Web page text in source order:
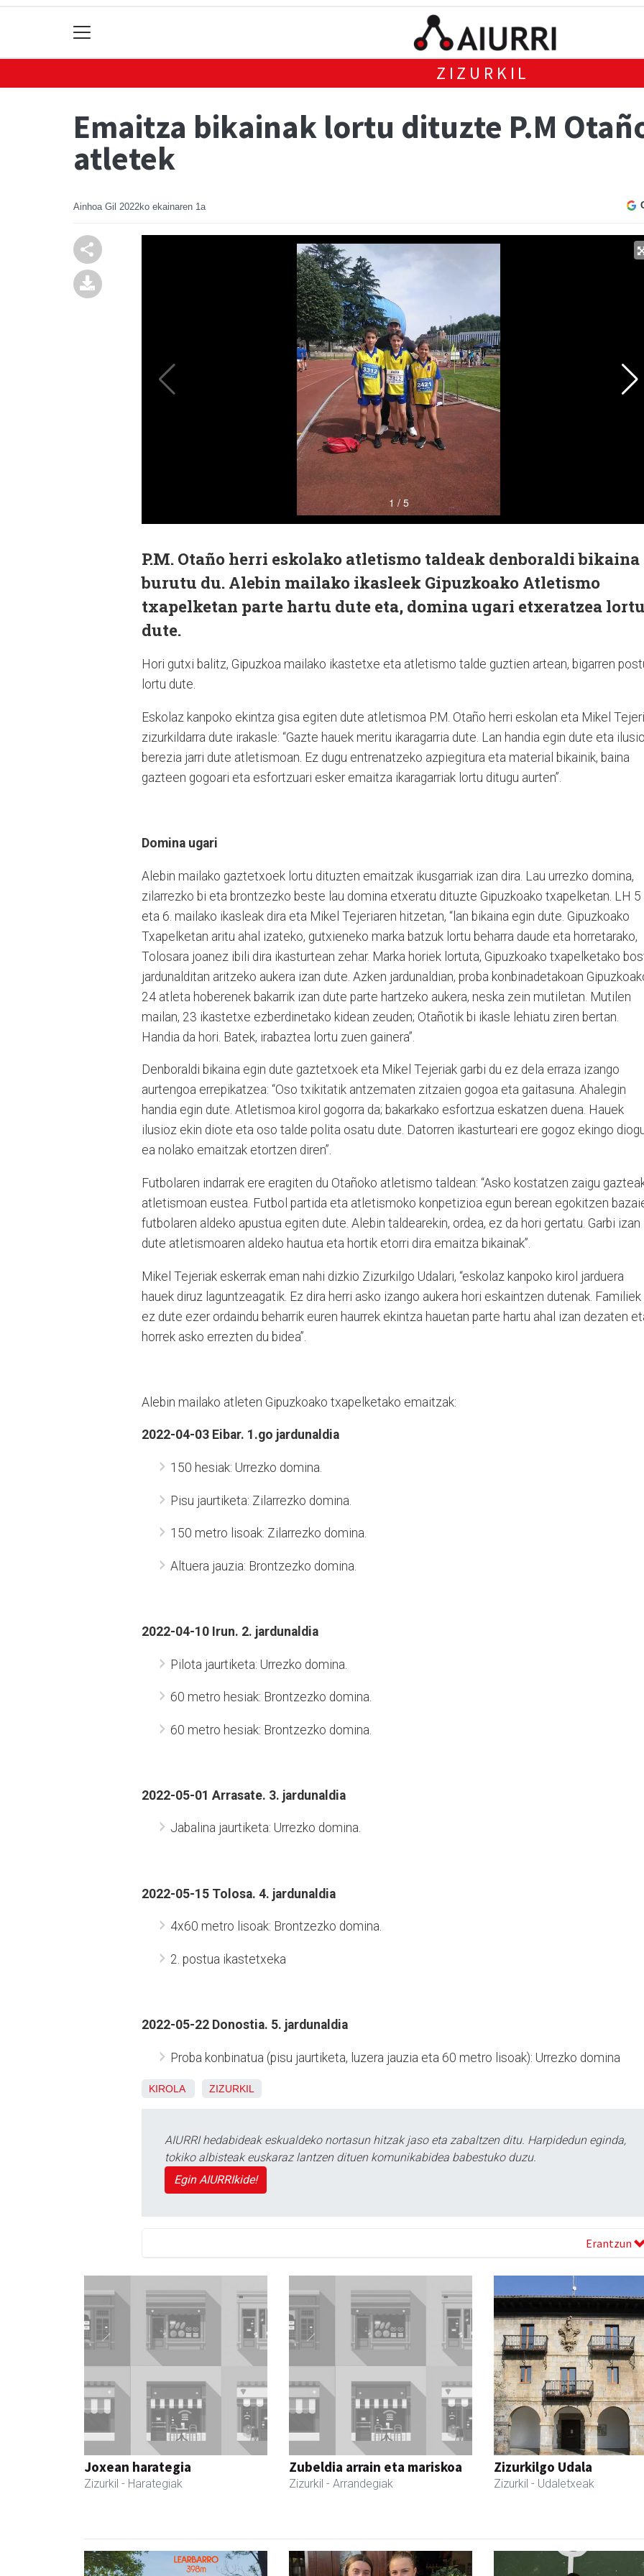
ZIZURKIL
Emaitza bikainak lortu dituzte P.M
atletek
Ainhoa Gil 2022ko ekainaren 1a
P.M. Otaño herri eskolako atletismo taldeak denboraldi bikaina
burutu du. Alebin mailako ikasleek Gipuzkoako Atletismo
txapelketan parte hartu dute eta, domina ugari etxeratzea
dute.
Hori gutxi balitz, Gipuzkoa mailako ikastetxe eta atletismo talde guztien artean, bigarren
lortu dute.
Eskolaz kanpoko ekintza gisa egiten dute atletismoa P.M. Otaño herri eskolan eta Mikel
zizurkildarra dute irakasle: “Gazte hauek meritu ikaragarria dute. Lan handia egin dute eta
berezia jarri dute atletismoan. Ez dugu entrenatzeko azpiegitura eta material bikainik, baina
gazteen gogoari eta esfortzuari esker emaitza ikaragarriak lortu ditugu aurten”.
Domina ugari
Alebin mailako gaztetxoek lortu dituzten emaitzak ikusgarriak izan dira. Lau urrezko domina,
zilarrezko bi eta brontzezko beste lau domina etxeratu dituzte Gipuzkoako txapelketan. LH 5
eta 6. mailako ikasleak dira eta Mikel Tejeriaren hitzetan, “lan bikaina egin dute. Gipuzkoako
Txapelketan aritu ahal izateko, gutxieneko marka batzuk lortu beharra daude eta horretarako,
Tolosara joanez ibili dira ikasturtean zehar. Marka horiek lortuta, Gipuzkoako txapelketako
jardunalditan aritzeko aukera izan dute. Azken jardunaldian, proba konbinadetakoan
24 atleta hoberenek bakarrik izan dute parte hartzeko aukera, neska zein mutiletan. Mutilen
mailan, 23 ikastetxe ezberdinetako kidean zeuden; Otañotik bi ikasle lehiatu ziren bertan.
Handia da hori. Batek, irabaztea lortu zuen gainera”.
Denboraldi bikaina egin dute gaztetxoek eta Mikel Tejeriak garbi du ez dela erraza izango
aurtengoa errepikatzea: “Oso txikitatik antzematen zitzaien gogoa eta gaitasuna. Ahalegin
handia egin dute. Atletismoa kirol gogorra da; bakarkako esfortzua eskatzen duena. Hauek
ilusioz ekin diote eta oso talde polita osatu dute. Datorren ikasturteari ere gogoz ekingo
ea nolako emaitzak etortzen diren”.
Futbolaren indarrak ere eragiten du Otañoko atletismo taldean: “Asko kostatzen zaigu
atletismoan eustea. Futbol partida eta atletismoko konpetizioa egun berean egokitzen
futbolaren aldeko apustua egiten dute. Alebin taldearekin, ordea, ez da hori gertatu. Garbi izan
dute atletismoaren aldeko hautua eta hortik etorri dira emaitza bikainak”.
Mikel Tejeriak eskerrak eman nahi dizkio Zizurkilgo Udalari, “eskolaz kanpoko kirol jarduera
hauek diruz laguntzeagatik. Ez dira herri asko izango aukera hori eskaintzen dutenak. Familiek
ez dute ezer ordaindu beharrik euren haurrek ekintza hauetan parte hartu ahal izan dezaten
horrek asko errezten du bidea”.
Alebin mailako atleten Gipuzkoako txapelketako emaitzak:
2022-04-03 Eibar. 1.go jardunaldia
150 hesiak: Urrezko domina.
Pisu jaurtiketa: Zilarrezko domina.
150 metro lisoak: Zilarrezko domina.
Altuera jauzia: Brontzezko domina.
2022-04-10 Irun. 2. jardunaldia
Pilota jaurtiketa: Urrezko domina.
60 metro hesiak: Brontzezko domina.
60 metro hesiak: Brontzezko domina.
2022-05-01 Arrasate. 3. jardunaldia
Jabalina jaurtiketa: Urrezko domina.
2022-05-15 Tolosa. 4. jardunaldia
4x60 metro lisoak: Brontzezko domina.
2. postua ikastetxeka
2022-05-22 Donostia. 5. jardunaldia
Proba konbinatua (pisu jaurtiketa, luzera jauzia eta 60 metro lisoak): Urrezko domina
KIROLA ZIZURKIL
AIURRI hedabideak eskualdeko nortasun hitzak jaso eta zabaltzen ditu. Harpidedun eginda,
tokiko albisteak euskaraz lantzen dituen komunikabidea babestuko duzu.
Egin AIURRIkide!
Erantzun
Joxean harategia
Zizurkil - Harategiak
Zubeldia arrain eta mariskoa
Zizurkil - Arrandegiak
Zizurkilgo Udala
Zizurkil - Udaletxeak